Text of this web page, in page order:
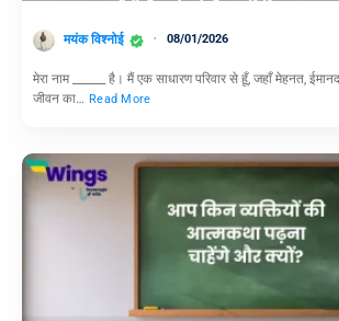
मयंक विश्नोई 08/01/2026
मेरा नाम ______ है। मैं एक साधारण परिवार से हूँ, जहाँ मेहनत,
जीवन का… Read More